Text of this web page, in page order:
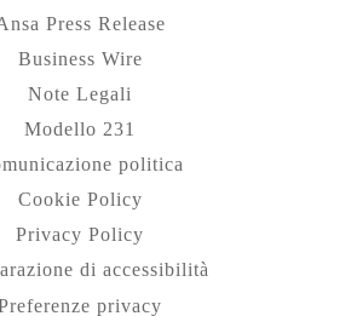
Press Release
Business Wire
Note Legali
Modello 231
politica
Cookie Policy
Privacy Policy
di accessibilità
privacy